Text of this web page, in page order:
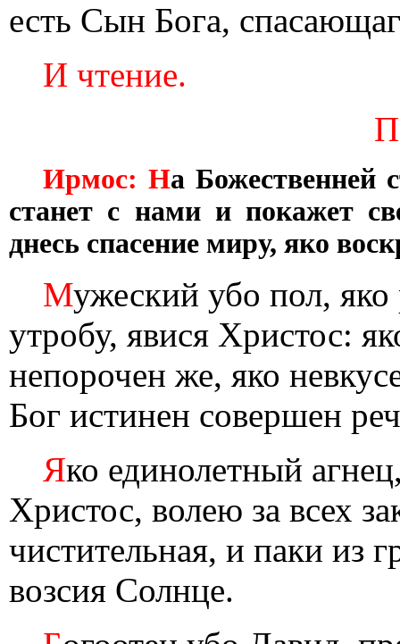
есть Сын Бога,
И чтение.
Ирмос: На Божественней
станет с нами и покажет
днесь спасение миру, яко
Мужеский убо пол, яко
утробу, явися Христос:
непорочен же, яко
Бог истинен совершен
Яко единолетный
Христос, волею за всех
чистительная, и паки из
возсия Солнце.